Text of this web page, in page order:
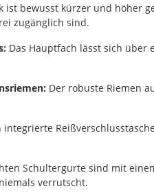
ist bewusst kürzer und höher
zugänglich sind.
Das Hauptfach lässt sich
Der robuste Riemen
integrierte
Schultergurte sind mit
verrutscht.